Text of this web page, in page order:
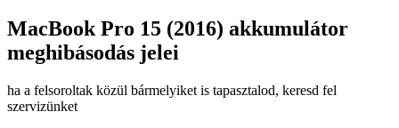
MacBook Pro 15 (2016) akkumulátor
meghibásodás jelei
ha a felsoroltak közül bármelyiket is tapasztalod, keresd fel
szervizünket